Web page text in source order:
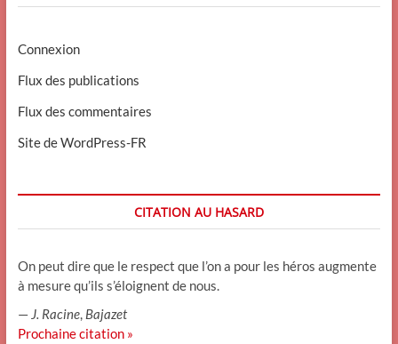
Connexion
Flux des publications
Flux des commentaires
Site de WordPress-FR
CITATION AU HASARD
On peut dire que le respect que l’on a pour les héros augmente
à mesure qu’ils s’éloignent de nous.
— J. Racine, Bajazet
Prochaine citation »